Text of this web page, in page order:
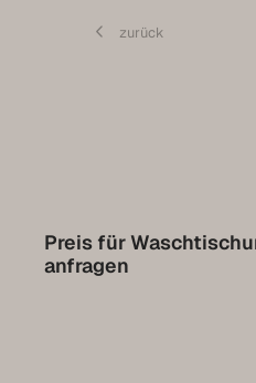
zurück
Preis für
anfragen